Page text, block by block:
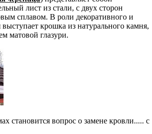
лист из стали, с двух сторон
сплавом. В роли декоративного и
крошка из натурального камня,
матовой глазури.
становится вопрос о замене кровли..... с